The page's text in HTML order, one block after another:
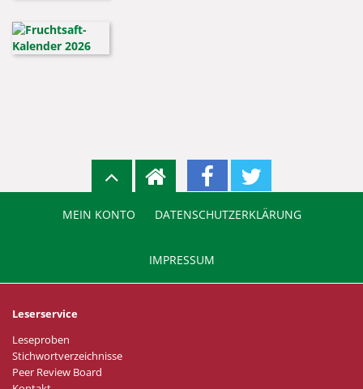
MEIN KONTO DATENSCHUTZERKLÄRUNG
IMPRESSUM
Leserservice
Leseproben
Stichwortverzeichnisse
Peer Review Board